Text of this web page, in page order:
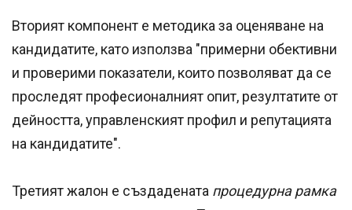
Вторият компонент е методика за оценяване на
кандидатите, като използва "примерни обективни
и проверими показатели, които позволяват да се
проследят професионалният опит, резултатите от
дейността, управленският профил и репутацията
на кандидатите".
Третият жалон е създадената процедурна рамка